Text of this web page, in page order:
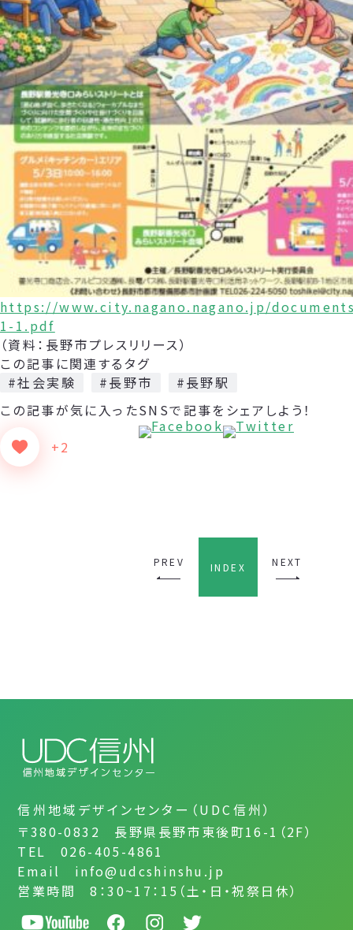
https://www.city.nagano.nagano.jp/
1-1.pdf
（資料：長野市プレスリリース）
この記事に関連するタグ
#社会実験
#長野市
#長野駅
この記事が気に入った
+2
SNSで記事をシェアしよう！
PREV INDEX NEXT
信州地域デザインセンター（UDC信州）
〒380-0832 長野県長野市東後町16-1（2F）
TEL 026-405-4861
Email info@udcshinshu.jp
営業時間 8：30~17：15（土・日・祝祭日休）